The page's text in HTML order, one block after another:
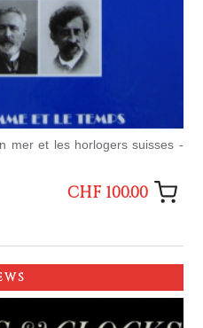
mer et les horlogers suisses -
CHF 100.00